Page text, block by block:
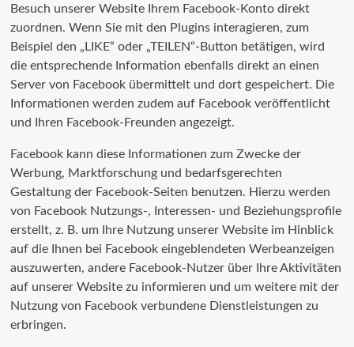
Besuch unserer Website Ihrem Facebook-Konto direkt
zuordnen. Wenn Sie mit den Plugins interagieren, zum
Beispiel den „LIKE“ oder „TEILEN“-Button betätigen, wird
die entsprechende Information ebenfalls direkt an einen
Server von Facebook übermittelt und dort gespeichert. Die
Informationen werden zudem auf Facebook veröffentlicht
und Ihren Facebook-Freunden angezeigt.
Facebook kann diese Informationen zum Zwecke der
Werbung, Marktforschung und bedarfsgerechten
Gestaltung der Facebook-Seiten benutzen. Hierzu werden
von Facebook Nutzungs-, Interessen- und Beziehungsprofile
erstellt, z. B. um Ihre Nutzung unserer Website im Hinblick
auf die Ihnen bei Facebook eingeblendeten Werbeanzeigen
auszuwerten, andere Facebook-Nutzer über Ihre Aktivitäten
auf unserer Website zu informieren und um weitere mit der
Nutzung von Facebook verbundene Dienstleistungen zu
erbringen.